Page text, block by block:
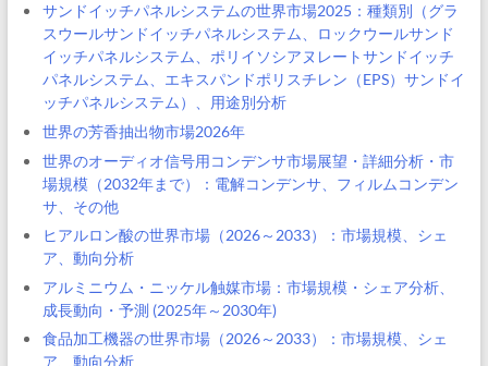
サンドイッチパネルシステムの世界市場2025：種類別（グラ
スウールサンドイッチパネルシステム、ロックウールサンド
イッチパネルシステム、ポリイソシアヌレートサンドイッチ
パネルシステム、エキスパンドポリスチレン（EPS）サンドイ
ッチパネルシステム）、用途別分析
世界の芳香抽出物市場2026年
世界のオーディオ信号用コンデンサ市場展望・詳細分析・市
場規模（2032年まで）：電解コンデンサ、フィルムコンデン
サ、その他
ヒアルロン酸の世界市場（2026～2033）：市場規模、シェ
ア、動向分析
アルミニウム・ニッケル触媒市場：市場規模・シェア分析、
成長動向・予測 (2025年～2030年)
食品加工機器の世界市場（2026～2033）：市場規模、シェ
ア、動向分析